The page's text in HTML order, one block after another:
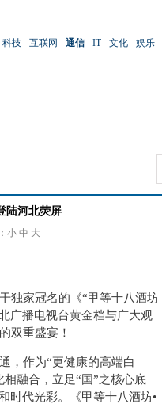
科技 互联网 通信 IT 文化 娱乐
陆河北荧屏
小 中 大
独家冠名的《“甲等十八酒坊
广播电视台黄金档与广大观
双重盛宴！
，作为“更健康的高端白
融合，立足“国”之核心底
时代光彩。《甲等十八酒坊•